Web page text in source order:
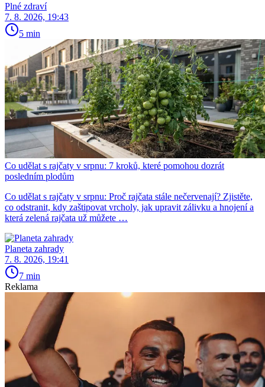
Plné zdraví
7. 8. 2026, 19:43
5 min
Co udělat s rajčaty v srpnu: 7 kroků, které pomohou dozrát
posledním plodům
Co udělat s rajčaty v srpnu: Proč rajčata stále nečervenají? Zjistěte,
co odstranit, kdy zaštipovat vrcholy, jak upravit zálivku a hnojení a
která zelená rajčata už můžete …
Planeta zahrady
7. 8. 2026, 19:41
7 min
Reklama